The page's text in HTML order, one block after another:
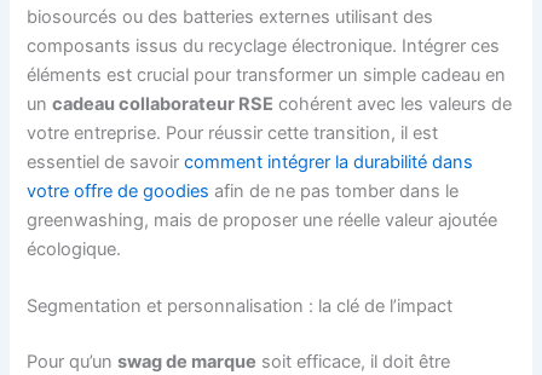
biosourcés ou des batteries externes utilisant des
composants issus du recyclage électronique. Intégrer ces
éléments est crucial pour transformer un simple cadeau en
uncadeau collaborateur RSE cohérent avec les valeurs de
votre entreprise. Pour réussir cette transition, il est
essentiel de savoircomment intégrer la durabilité dans
votre offre de goodies afin de ne pas tomber dans le
greenwashing, mais de proposer une réelle valeur ajoutée
écologique.
Segmentation et personnalisation : la clé de l’impact
Pour qu’unswag de marque soit efficace, il doit être